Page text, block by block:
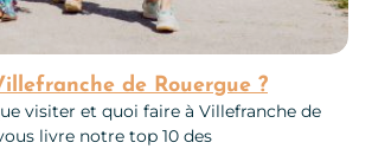
de Rouergue ?
visiter et quoi faire à Villefranche de
livre notre top 10 des